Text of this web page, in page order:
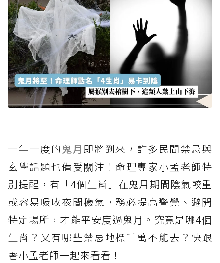
一年一度的鬼月 即將到來，許多民間禁忌與
玄學話題也備受關注！命理專家小孟老師特
別提醒，有「4個生肖」在鬼月期間陰氣較重
或容易吸收夜間穢氣，務必提高警覺、避開
特定場所，才能平安度過鬼月。究竟是哪4個
生肖？又有哪些禁忌地標千萬不能去？快跟
著小孟老師一起來看看！